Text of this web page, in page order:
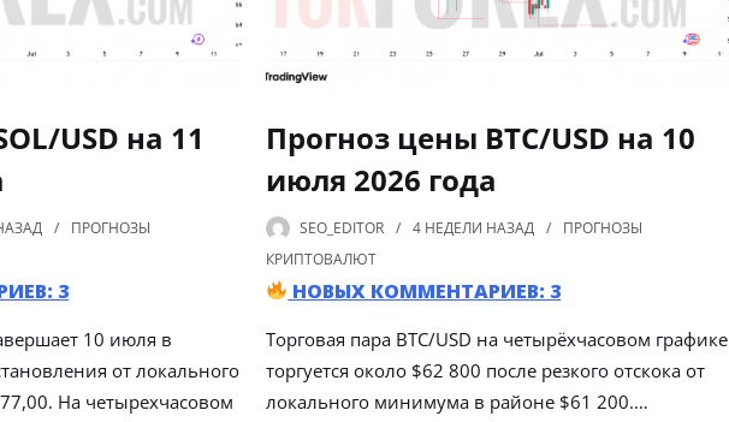
USD на 11
ПРОГНОЗЫ
3
10 июля в
от локального
На четырехчасовом
Прогноз цены BTC/USD на 10
июля 2026 года
SEO_EDITOR 4 НЕДЕЛИ НАЗАД
ПРОГНОЗЫ
КРИПТОВАЛЮТ
НОВЫХ КОММЕНТАРИЕВ: 3
Торговая пара BTC/USD на четырёхчасовом графике
торгуется около $62 800 после резкого отскока от
локального минимума в районе $61 200.…